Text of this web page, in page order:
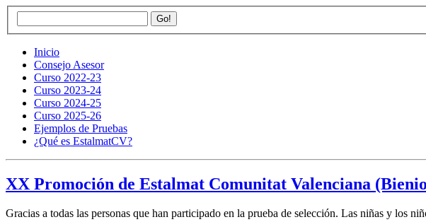
Inicio
Consejo Asesor
Curso 2022-23
Curso 2023-24
Curso 2024-25
Curso 2025-26
Ejemplos de Pruebas
¿Qué es EstalmatCV?
XX Promoción de Estalmat Comunitat Valenciana
Gracias a todas las personas que han participado en la prueba de selección. Las niñas y los